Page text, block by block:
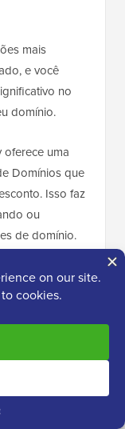
mais
e você
no
domínio.
uma
Domínios que
Isso faz
ou
de domínio.
gerenciamento
usar que
de